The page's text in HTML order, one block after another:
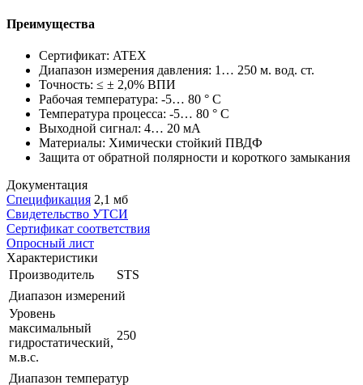
Преимущества
Сертификат: ATEX
Диапазон измерения давления: 1… 250 м. вод. cт.
Точность: ≤ ± 2,0% ВПИ
Рабочая температура: -5… 80 ° C
Температура процесса: -5… 80 ° C
Выходной сигнал: 4… 20 мА
Материалы: Химически стойкий ПВДФ
Защита от обратной полярности и короткого замыкания
Документация
Спецификация 2,1 мб
Свидетельство УТСИ
Сертификат соответствия
Опросный лист
Характеристики
Производитель
STS
Диапазон измерений
Уровень
максимальный
гидростатический,
м.в.с.
250
Диапазон температур